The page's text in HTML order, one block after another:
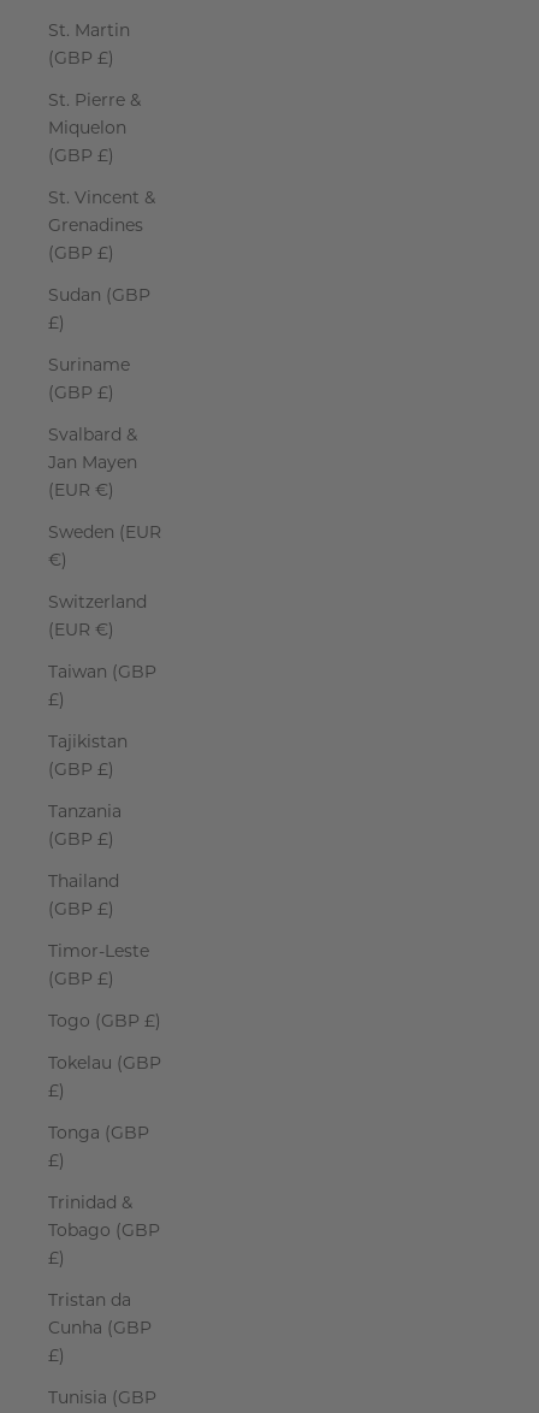
St. Martin
(GBP £)
St. Pierre &
Miquelon
(GBP £)
St. Vincent &
Grenadines
(GBP £)
Sudan (GBP
£)
Suriname
(GBP £)
Svalbard &
Jan Mayen
(EUR €)
Sweden (EUR
€)
Switzerland
(EUR €)
Taiwan (GBP
£)
Tajikistan
(GBP £)
Tanzania
(GBP £)
Thailand
(GBP £)
Timor-Leste
(GBP £)
Togo (GBP £)
Tokelau (GBP
£)
Tonga (GBP
£)
Trinidad &
Tobago (GBP
£)
Tristan da
Cunha (GBP
£)
Tunisia (GBP